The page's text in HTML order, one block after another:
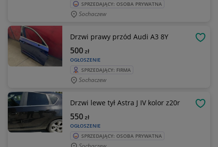
SPRZEDAJĄCY: OSOBA PRYWATNA
Sochaczew
Drzwi prawy przód Audi A3 8Y
OGŁOSZENIE
500zł
SPRZEDAJĄCY: FIRMA
Sochaczew
Drzwi lewe tył Astra J IV kolor z20r
OGŁOSZENIE
550zł
SPRZEDAJĄCY: OSOBA PRYWATNA